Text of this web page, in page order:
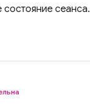
состояние сеанса.